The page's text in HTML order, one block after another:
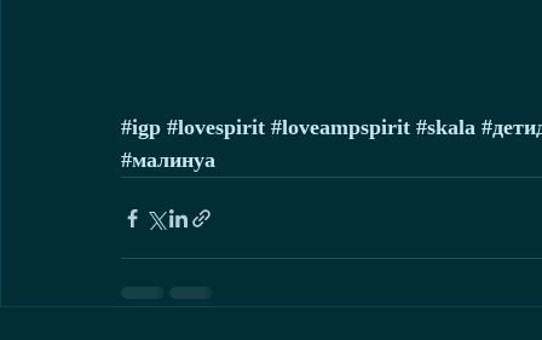
#igp #lovespirit #loveampspirit #skala
#малинуа